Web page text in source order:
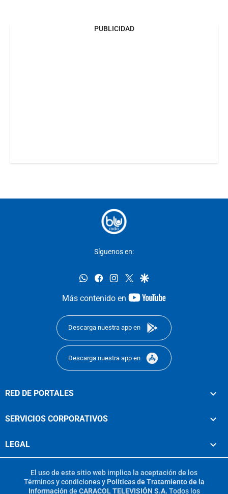
PUBLICIDAD
Síguenos en:
whatsappfacebookinstagram
twittergoogle
Más contenido en
youtube-
Descarga nuestra app en
Descarga nuestra app en
RED DE PORTALES
SERVICIOS CORPORATIVOS
LEGAL
El uso de este sitio web implica la aceptación de los
Términos y condicionesy Políticas de Tratamiento de la
Información de CARACOL TELEVISIÓN S.A. Todos los